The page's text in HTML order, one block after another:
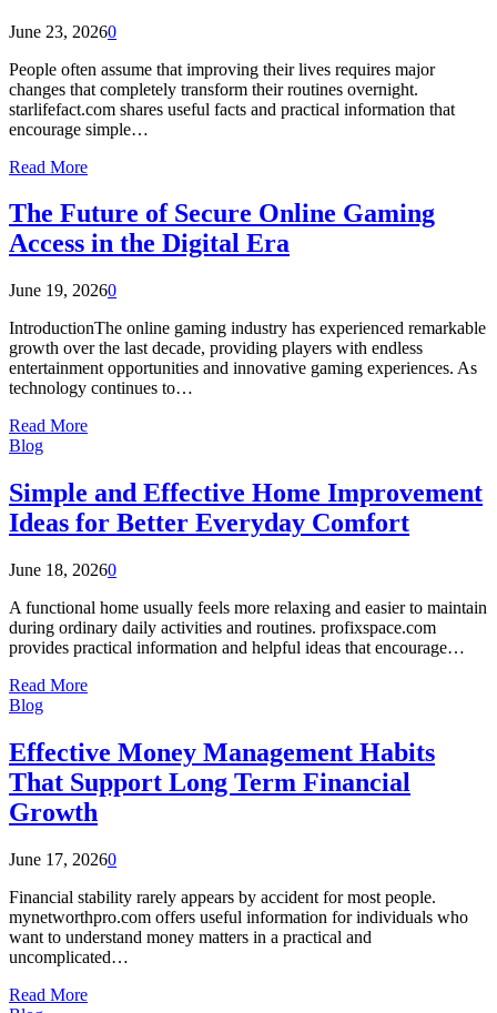
June 23, 20260
People often assume that improving their lives requires major
changes that completely transform their routines overnight.
starlifefact.com shares useful facts and practical information that
encourage simple…
Read More
The Future of Secure Online Gaming
Access in the Digital Era
June 19, 20260
IntroductionThe online gaming industry has experienced remarkable
growth over the last decade, providing players with endless
entertainment opportunities and innovative gaming experiences. As
technology continues to…
Read More
Blog
Simple and Effective Home Improvement
Ideas for Better Everyday Comfort
June 18, 20260
A functional home usually feels more relaxing and easier to maintain
during ordinary daily activities and routines. profixspace.com
provides practical information and helpful ideas that encourage…
Read More
Blog
Effective Money Management Habits
That Support Long Term Financial
Growth
June 17, 20260
Financial stability rarely appears by accident for most people.
mynetworthpro.com offers useful information for individuals who
want to understand money matters in a practical and
uncomplicated…
Read More